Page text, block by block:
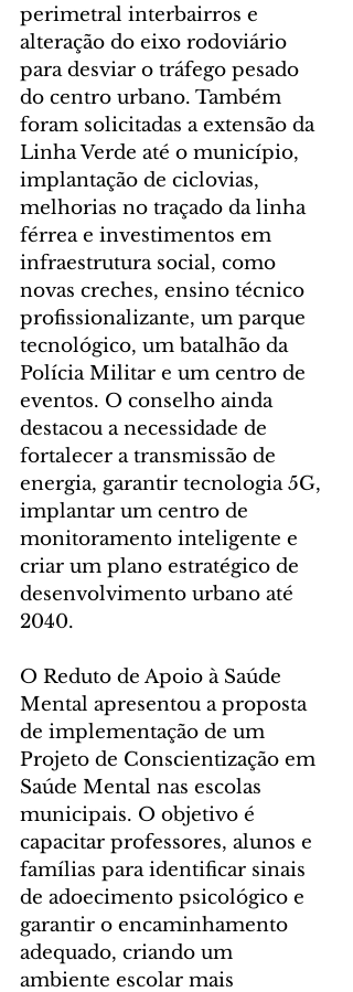
perimetral interbairros e
alteração do eixo rodoviário
para desviar o tráfego pesado
do centro urbano. Também
foram solicitadas a extensão da
Linha Verde até o município,
implantação de ciclovias,
melhorias no traçado da linha
férrea e investimentos em
infraestrutura social, como
novas creches, ensino técnico
profissionalizante, um parque
tecnológico, um batalhão da
Polícia Militar e um centro de
eventos. O conselho ainda
destacou a necessidade de
fortalecer a transmissão de
energia, garantir tecnologia 5G,
implantar um centro de
monitoramento inteligente e
criar um plano estratégico de
desenvolvimento urbano até
2040.
O Reduto de Apoio à Saúde
Mental apresentou a proposta
de implementação de um
Projeto de Conscientização em
Saúde Mental nas escolas
municipais. O objetivo é
capacitar professores, alunos e
famílias para identificar sinais
de adoecimento psicológico e
garantir o encaminhamento
adequado, criando um
ambiente escolar mais